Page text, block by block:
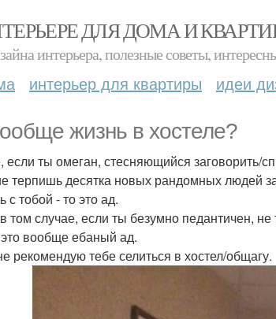
ДЛЯ ДОМА И
интерьера, полезные советы,
интерьер для квартиры идеи
жизнь в хостеле?
ты омеган, стесняющийся заговорить/
терпишь десятка новых рандомных людей
с тобой - то это ад.
том случае, если ты безумно педантичен,
вообще ебаный ад.
рекомендую тебе селиться в хостел/общагу.